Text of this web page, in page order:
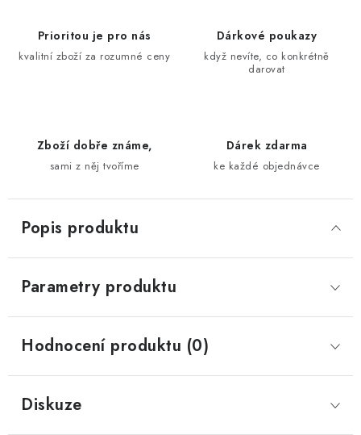
Prioritou je pro nás
kvalitní zboží za rozumné ceny
Dárkové poukazy
když nevíte, co konkrétně
darovat
Zboží dobře známe,
sami z něj tvoříme
Dárek zdarma
ke každé objednávce
Popis produktu
Parametry produktu
Hodnocení produktu (0)
Diskuze